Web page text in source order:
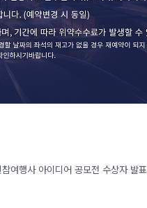
여행사 아이디어 공모전 수상자 발표